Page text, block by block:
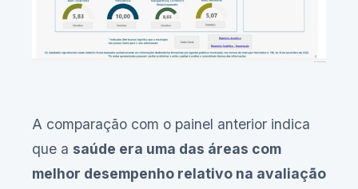
A comparação com o painel anterior indica
que a saúde era uma das áreas com
melhor desempenho relativo na avaliação